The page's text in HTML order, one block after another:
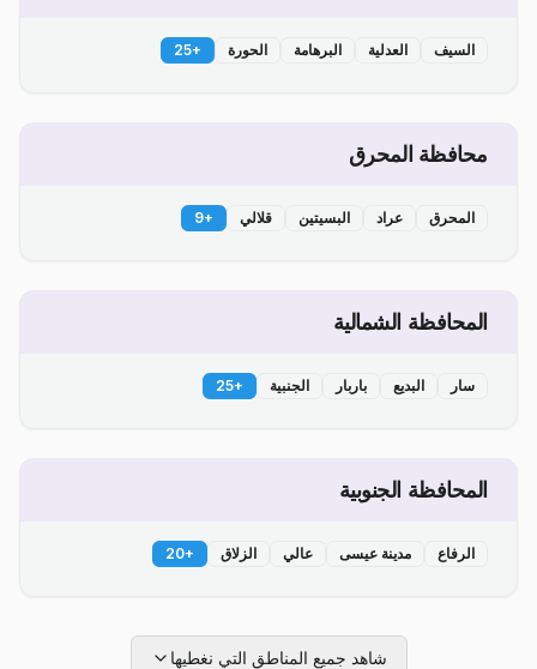
السيف العدلية البرهامة الحورة +
25
محافظة المحرق
المحرق عراد البسيتين قلالي +
9
المحافظة الشمالية
سار البديع باربار الجنبية +
25
المحافظة الجنوبية
الرفاع مدينة عيسى عالي الزلاق +
20
شاهد جميع المناطق التي نغطيها